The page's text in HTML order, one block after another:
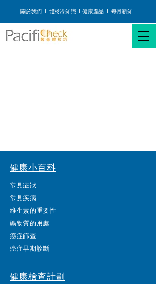
關於我們 體檢冷知識 健康產品 每月新知
健康小百科
常見症狀
常見疾病
維生素的重要性
礦物質的用處
癌症篩查
癌症早期診斷
健康檢查計劃